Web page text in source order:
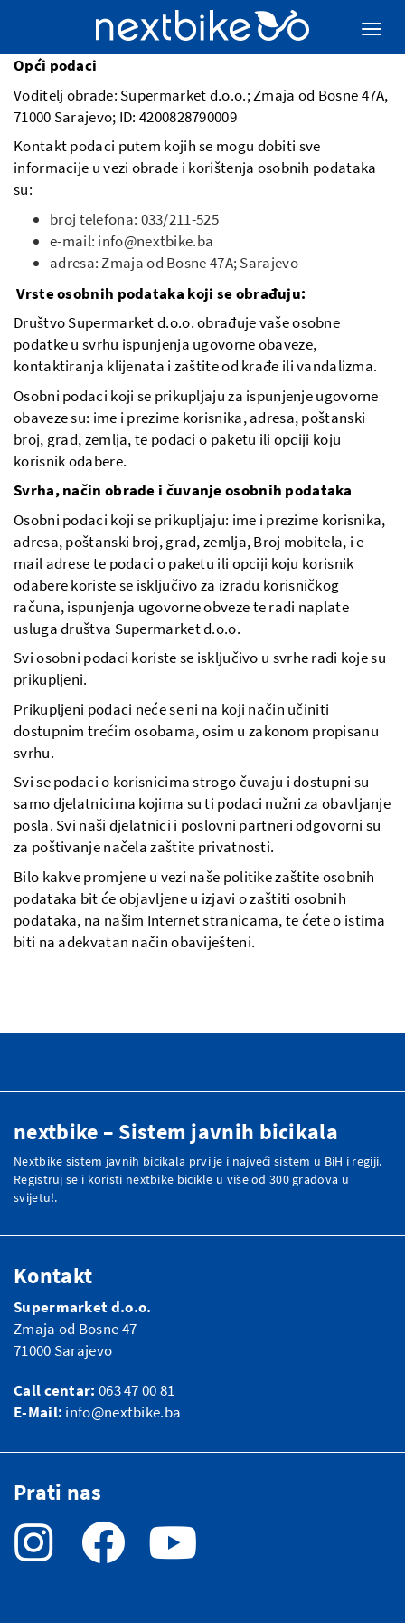
Opći podaci
Voditelj obrade: Supermarket d.o.o.; Zmaja od Bosne 47A,
71000 Sarajevo; ID: 4200828790009
Kontakt podaci putem kojih se mogu dobiti sve
informacije u vezi obrade i korištenja osobnih podataka
su:
broj telefona: 033/211-525
e-mail: info@nextbike.ba
adresa: Zmaja od Bosne 47A; Sarajevo
Vrste osobnih podataka koji se obrađuju:
Društvo Supermarket d.o.o. obrađuje vaše osobne
podatke u svrhu ispunjenja ugovorne obaveze,
kontaktiranja klijenata i zaštite od krađe ili vandalizma.
Osobni podaci koji se prikupljaju za ispunjenje ugovorne
obaveze su: ime i prezime korisnika, adresa, poštanski
broj, grad, zemlja, te podaci o paketu ili opciji koju
korisnik odabere.
Svrha, način obrade i čuvanje osobnih podataka
Osobni podaci koji se prikupljaju: ime i prezime korisnika,
adresa, poštanski broj, grad, zemlja, Broj mobitela, i e-
mail adrese te podaci o paketu ili opciji koju korisnik
odabere koriste se isključivo za izradu korisničkog
računa, ispunjenja ugovorne obveze te radi naplate
usluga društva Supermarket d.o.o.
Svi osobni podaci koriste se isključivo u svrhe radi koje su
prikupljeni.
Prikupljeni podaci neće se ni na koji način učiniti
dostupnim trećim osobama, osim u zakonom propisanu
svrhu.
Svi se podaci o korisnicima strogo čuvaju i dostupni su
samo djelatnicima kojima su ti podaci nužni za obavljanje
posla. Svi naši djelatnici i poslovni partneri odgovorni su
za poštivanje načela zaštite privatnosti.
Bilo kakve promjene u vezi naše politike zaštite osobnih
podataka bit će objavljene u izjavi o zaštiti osobnih
podataka, na našim Internet stranicama, te ćete o istima
biti na adekvatan način obaviješteni.
nextbike – Sistem javnih bicikala
Nextbike sistem javnih bicikala prvi je i najveći sistem u BiH i regiji.
Registruj se i koristi nextbike bicikle u više od 300 gradova u
svijetu!.
Kontakt
Supermarket d.o.o.
Zmaja od Bosne 47
71000 Sarajevo
Call centar: 063 47 00 81
E-Mail: info@nextbike.ba
Prati nas